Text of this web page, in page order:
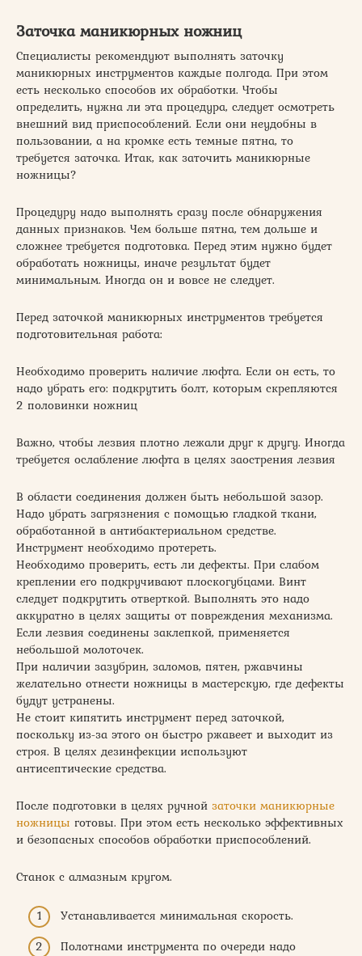
Заточка маникюрных ножниц
Специалисты рекомендуют выполнять заточку
маникюрных инструментов каждые полгода. При этом
есть несколько способов их обработки. Чтобы
определить, нужна ли эта процедура, следует осмотреть
внешний вид приспособлений. Если они неудобны в
пользовании, а на кромке есть темные пятна, то
требуется заточка. Итак, как заточить маникюрные
ножницы?
Процедуру надо выполнять сразу после обнаружения
данных признаков. Чем больше пятна, тем дольше и
сложнее требуется подготовка. Перед этим нужно будет
обработать ножницы, иначе результат будет
минимальным. Иногда он и вовсе не следует.
Перед заточкой маникюрных инструментов требуется
подготовительная работа:
Необходимо проверить наличие люфта. Если он есть, то
надо убрать его: подкрутить болт, которым скрепляются
2 половинки ножниц
Важно, чтобы лезвия плотно лежали друг к другу. Иногда
требуется ослабление люфта в целях заострения лезвия
В области соединения должен быть небольшой зазор.
Надо убрать загрязнения с помощью гладкой ткани,
обработанной в антибактериальном средстве.
Инструмент необходимо протереть.
Необходимо проверить, есть ли дефекты. При слабом
креплении его подкручивают плоскогубцами. Винт
следует подкрутить отверткой. Выполнять это надо
аккуратно в целях защиты от повреждения механизма.
Если лезвия соединены заклепкой, применяется
небольшой молоточек.
При наличии зазубрин, заломов, пятен, ржавчины
желательно отнести ножницы в мастерскую, где дефекты
будут устранены.
Не стоит кипятить инструмент перед заточкой,
поскольку из-за этого он быстро ржавеет и выходит из
строя. В целях дезинфекции используют
антисептические средства.
После подготовки в целях ручной заточки маникюрные
ножницы готовы. При этом есть несколько эффективных
и безопасных способов обработки приспособлений.
Станок с алмазным кругом.
Устанавливается минимальная скорость.
Полотнами инструмента по очереди надо